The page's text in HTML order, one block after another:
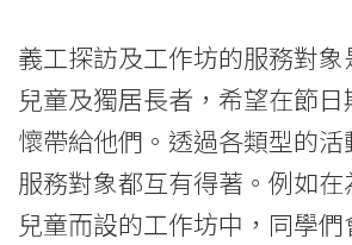
Kong
Baptist
University
義工探訪及工作坊的服務對
兒童及獨居長者，希望在節
懷帶給他們。透過各類型的
服務對象都互有得著。例如
兒童而設的工作坊中，同學